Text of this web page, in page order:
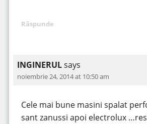
Răspunde
INGINERULsays
noiembrie 24, 2014 at 10:50 am
Cele mai bune masini spalat
sant zanussi apoi electrolux